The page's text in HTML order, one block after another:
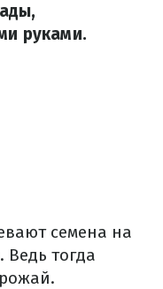
руками.
семена на
Ведь тогда